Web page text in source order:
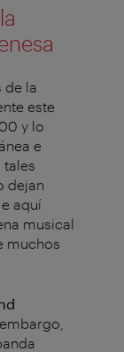
de la
este
y lo
e
tales
dejan
aquí
musical
muchos